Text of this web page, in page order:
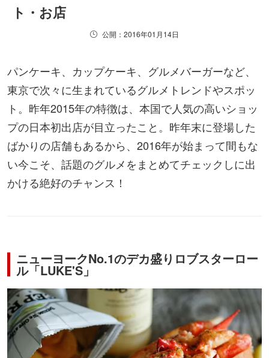
ト・お店
公開：2016年01月14日
パンケーキ、カップケーキ、グルメバーガーなど、
東京で次々に生まれているグルメトレンドやスポッ
ト。昨年2015年の特徴は、本国で人気の高いショッ
プの日本初出店が目立ったこと。昨年末に登場した
ばかりの店舗もあるから、2016年が始まって間もな
い今こそ、話題のグルメをまとめてチェックしに出
かける絶好のチャンス！
ニューヨークNo.1のデカ盛りロブスターロー
ル「LUKE'S」